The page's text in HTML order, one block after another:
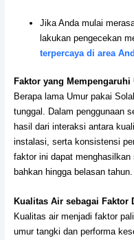
Jika Anda mulai
lakukan pengecekan
terpercaya di area
Faktor yang
Berapa lama Umur pakai
tunggal. Dalam penggunaan
hasil dari interaksi antara
instalasi, serta konsistensi
faktor ini dapat
bahkan hingga belasan tahun.
Kualitas Air sebagai Faktor
Kualitas air menjadi faktor
umur tangki dan performa